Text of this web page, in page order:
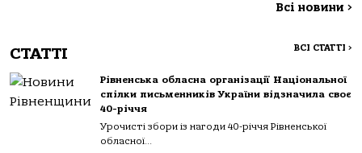
Всі новини >
СТАТТІ ВСІ СТАТТІ >
Рівненська обласна організації Національної
спілки письменників України відзначила своє
40-річчя
Урочисті збори із нагоди 40-річчя Рівненської
обласної...